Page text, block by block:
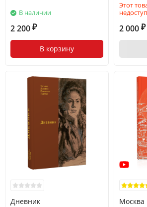
В наличии
2 200 ₽
В корзину
Этот
2 000 ₽
Дневник